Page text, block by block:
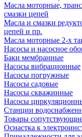
Масла моторные,
смазки цепей
Масла и смазки
цепей и пр.
Масла моторные 2-х
Насосы и насосное
Баки мембранные
Насосы вибрационные
Насосы погружные
Насосы садовые
Насосы скважинные
Насосы
Станции
Товары
Оснастка к